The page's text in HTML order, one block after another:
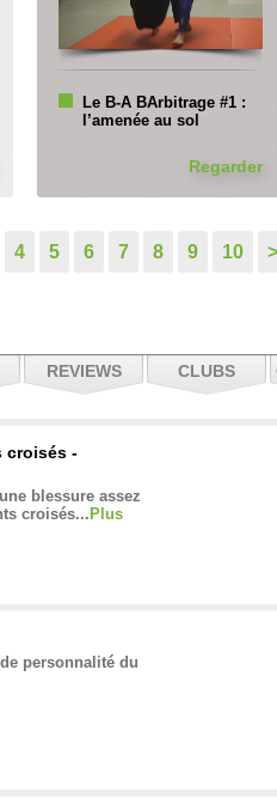
Le B-A BArbitrage #1 :
l’amenée au sol
Regarder
4 5 6 7 8 9 10 >
REVIEWS CLUBS
croisés -
blessure assez
croisés... Plus
personnalité du